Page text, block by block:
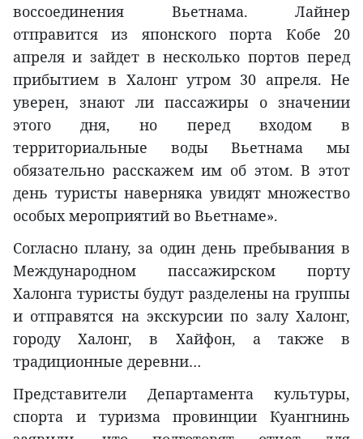
воссоединения Вьетнама. Лайнер
отправится из японского порта Кобе 20
апреля и зайдет в несколько портов перед
прибытием в Халонг утром 30 апреля. Не
уверен, знают ли пассажиры о значении
этого дня, но перед входом в
территориальные воды Вьетнама мы
обязательно расскажем им об этом. В этот
день туристы наверняка увидят множество
особых мероприятий во Вьетнаме».
Согласно плану, за один день пребывания в
Международном пассажирском порту
Халонга туристы будут разделены на группы
и отправятся на экскурсии по залу Халонг,
городу Халонг, в Хайфон, а также в
традиционные деревни…
Представители Департамента культуры,
спорта и туризма провинции Куангнинь